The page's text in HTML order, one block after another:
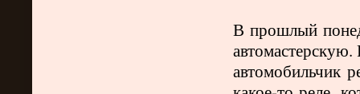
В прошлый
автомобильчик